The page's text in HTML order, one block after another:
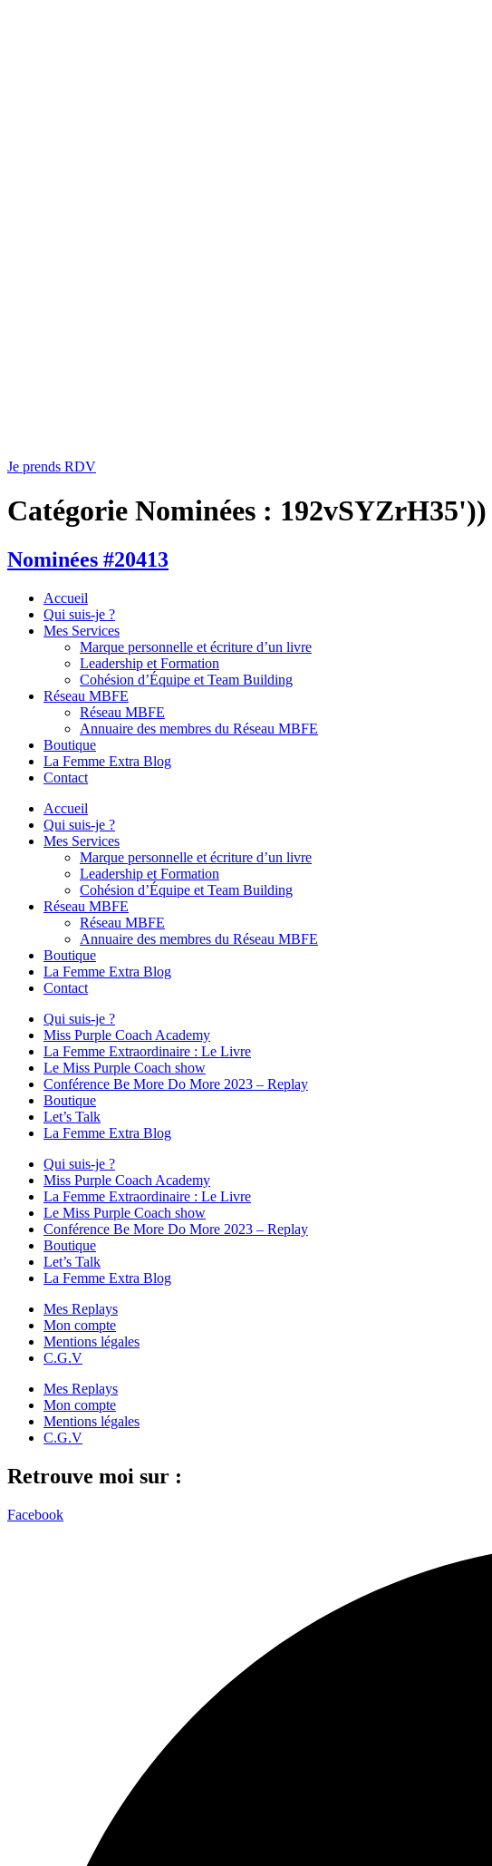
Je prends RDV
Catégorie Nominées :
Nominées #20413
Accueil
Qui suis-je ?
Mes Services
Marque personnelle et écriture d’un livre
Leadership et Formation
Cohésion d’Équipe et Team Building
Réseau MBFE
Réseau MBFE
Annuaire des membres du Réseau MBFE
Boutique
La Femme Extra Blog
Contact
Accueil
Qui suis-je ?
Mes Services
Marque personnelle et écriture d’un livre
Leadership et Formation
Cohésion d’Équipe et Team Building
Réseau MBFE
Réseau MBFE
Annuaire des membres du Réseau MBFE
Boutique
La Femme Extra Blog
Contact
Qui suis-je ?
Miss Purple Coach Academy
La Femme Extraordinaire : Le Livre
Le Miss Purple Coach show
Conférence Be More Do More 2023 – Replay
Boutique
Let’s Talk
La Femme Extra Blog
Qui suis-je ?
Miss Purple Coach Academy
La Femme Extraordinaire : Le Livre
Le Miss Purple Coach show
Conférence Be More Do More 2023 – Replay
Boutique
Let’s Talk
La Femme Extra Blog
Mes Replays
Mon compte
Mentions légales
C.G.V
Mes Replays
Mon compte
Mentions légales
C.G.V
Retrouve moi sur :
Facebook